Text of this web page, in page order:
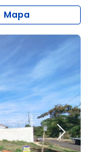
Mapa
Next